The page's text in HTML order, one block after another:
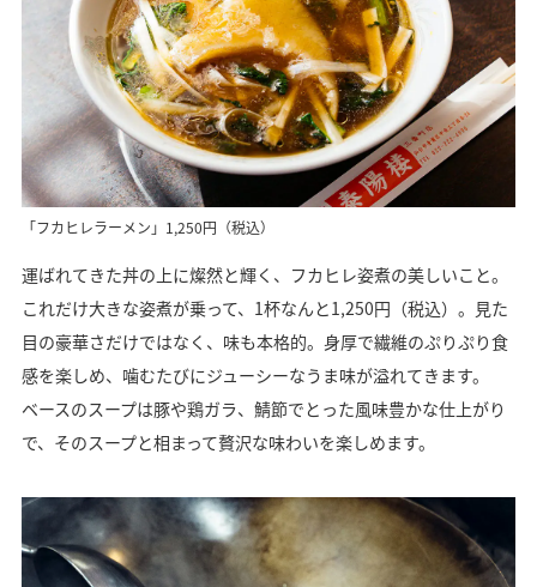
「フカヒレラーメン」1,250円（税込）
運ばれてきた丼の上に燦然と輝く、フカヒレ姿煮の美しいこと。
これだけ大きな姿煮が乗って、1杯なんと1,250円（税込）。見た
目の豪華さだけではなく、味も本格的。身厚で繊維のぷりぷり食
感を楽しめ、噛むたびにジューシーなうま味が溢れてきます。
ベースのスープは豚や鶏ガラ、鯖節でとった風味豊かな仕上がり
で、そのスープと相まって贅沢な味わいを楽しめます。